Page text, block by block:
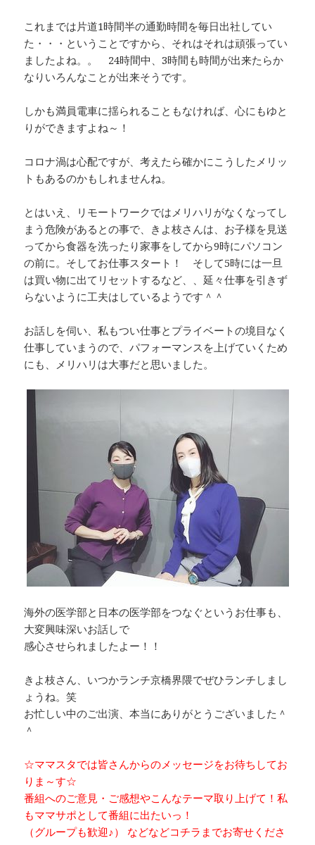
これまでは片道1時間半の通勤時間を毎日出社してい
た・・・ということですから、それはそれは頑張ってい
ましたよね。。 24時間中、3時間も時間が出来たらか
なりいろんなことが出来そうです。
しかも満員電車に揺られることもなければ、心にもゆと
りができますよね～！
コロナ渦は心配ですが、考えたら確かにこうしたメリッ
トもあるのかもしれませんね。
とはいえ、リモートワークではメリハリがなくなってし
まう危険があるとの事で、きよ枝さんは、お子様を見送
ってから食器を洗ったり家事をしてから9時にパソコン
の前に。そしてお仕事スタート！ そして5時には一旦
は買い物に出てリセットするなど、、延々仕事を引きず
らないように工夫はしているようです＾＾
お話しを伺い、私もつい仕事とプライベートの境目なく
仕事していまうので、パフォーマンスを上げていくため
にも、メリハリは大事だと思いました。
海外の医学部と日本の医学部をつなぐというお仕事も、
大変興味深いお話しで
感心させられましたよー！！
きよ枝さん、いつかランチ京橋界隈でぜひランチしまし
ょうね。笑
お忙しい中のご出演、本当にありがとうございました＾
＾
☆ママスタでは皆さんからのメッセージをお待ちしてお
りま～す☆
番組へのご意見・ご感想やこんなテーマ取り上げて！私
もママサポとして番組に出たいっ！
（グループも歓迎♪） などなどコチラまでお寄せくださ